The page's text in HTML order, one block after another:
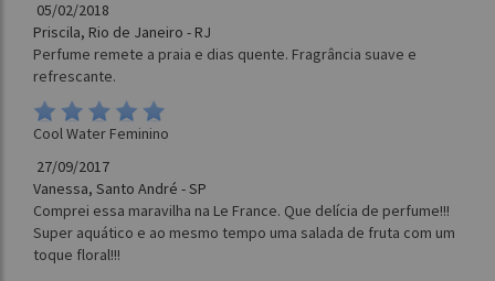
05/02/2018
Priscila, Rio de Janeiro - RJ
Perfume remete a praia e dias quente. Fragrância suave e
refrescante.
Cool Water Feminino
27/09/2017
Vanessa, Santo André - SP
Comprei essa maravilha na Le France. Que delícia de perfume!!!
Super aquático e ao mesmo tempo uma salada de fruta com um
toque floral!!!